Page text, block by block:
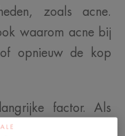
zoals acne.
waarom acne bij
opnieuw de kop
factor. Als
of als volwassene